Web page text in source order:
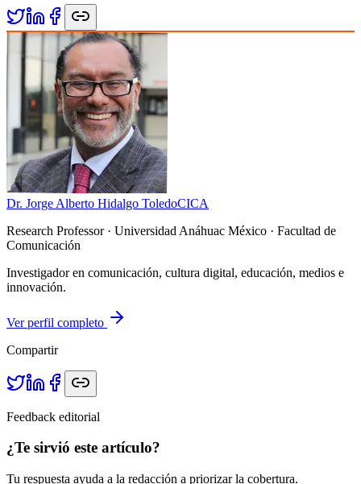
Dr. Jorge Alberto Hidalgo ToledoCICA
Research Professor· Universidad Anáhuac México · Facultad de
Comunicación
Investigador en comunicación, cultura digital, educación, medios e
innovación.
Ver perfil completo
Compartir
Feedback editorial
¿Te sirvió este artículo?
Tu respuesta ayuda a la redacción a priorizar la cobertura.